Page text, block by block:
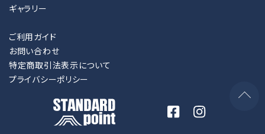
ギャラリー
ご利用ガイド
お問い合わせ
特定商取引法表示について
プライバシーポリシー